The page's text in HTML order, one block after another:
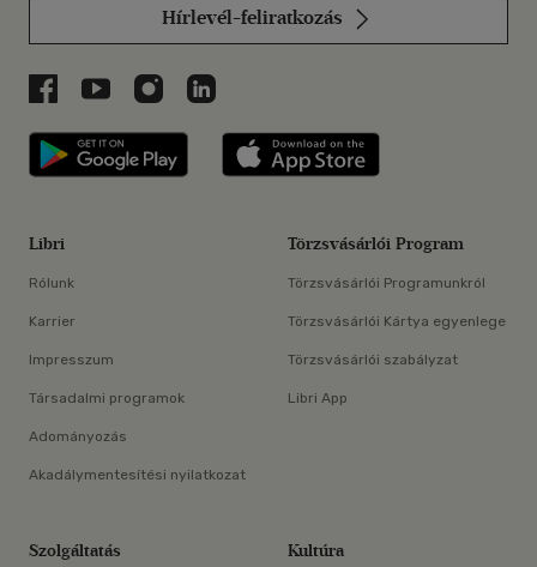
Hírlevél-feliratkozás
Libri a Facebookon
Libri a Youtube-on
Libri az Instagramon
Libri a LinkedInen
Libri applikáció Szerezd meg: Google
Libri
Rólunk
Karrier
Impresszum
Társadalmi programok
Adományozás
Akadálymentesítési nyilatkozat
Törzsvásárlói Program
Törzsvásárlói Programunkról
Törzsvásárlói Kártya egyenlege
Törzsvásárlói szabályzat
Libri App
Szolgáltatás Kultúra